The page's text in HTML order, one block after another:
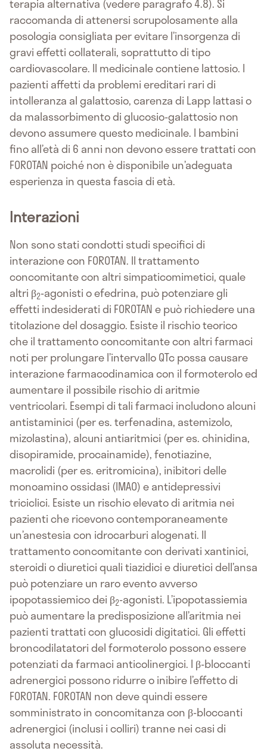
terapia alternativa (vedere paragrafo 4.8). Si
raccomanda di attenersi scrupolosamente alla
posologia consigliata per evitare l’insorgenza di
gravi effetti collaterali, soprattutto di tipo
cardiovascolare. Il medicinale contiene lattosio. I
pazienti affetti da problemi ereditari rari di
intolleranza al galattosio, carenza di Lapp lattasi o
da malassorbimento di glucosio-galattosio non
devono assumere questo medicinale. I bambini
fino all’età di 6 anni non devono essere trattati con
FOROTAN poiché non è disponibile un’adeguata
esperienza in questa fascia di età.
Interazioni
Non sono stati condotti studi specifici di
interazione con FOROTAN. Il trattamento
concomitante con altri simpaticomimetici, quale
altri β2-agonisti o efedrina, può potenziare gli
effetti indesiderati di FOROTAN e può richiedere una
titolazione del dosaggio. Esiste il rischio teorico
che il trattamento concomitante con altri farmaci
noti per prolungare l’intervallo QTc possa causare
interazione farmacodinamica con il formoterolo ed
aumentare il possibile rischio di aritmie
ventricolari. Esempi di tali farmaci includono alcuni
antistaminici (per es. terfenadina, astemizolo,
mizolastina), alcuni antiaritmici (per es. chinidina,
disopiramide, procainamide), fenotiazine,
macrolidi (per es. eritromicina), inibitori delle
monoamino ossidasi (IMAO) e antidepressivi
triciclici. Esiste un rischio elevato di aritmia nei
pazienti che ricevono contemporaneamente
un’anestesia con idrocarburi alogenati. Il
trattamento concomitante con derivati xantinici,
steroidi o diuretici quali tiazidici e diuretici dell’ansa
può potenziare un raro evento avverso
ipopotassiemico dei β2-agonisti. L’ipopotassiemia
può aumentare la predisposizione all’aritmia nei
pazienti trattati con glucosidi digitatici. Gli effetti
broncodilatatori del formoterolo possono essere
potenziati da farmaci anticolinergici. I β-bloccanti
adrenergici possono ridurre o inibire l’effetto di
FOROTAN. FOROTAN non deve quindi essere
somministrato in concomitanza con β-bloccanti
adrenergici (inclusi i colliri) tranne nei casi di
assoluta necessità.